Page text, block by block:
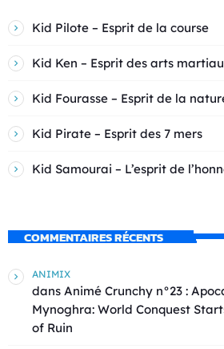
Kid Pilote – Esprit de la course
Kid Ken – Esprit des arts
Kid Fourasse – Esprit de la
Kid Pirate – Esprit des 7 mers
Kid Samourai – L’esprit de
COMMENTAIRES RÉCENTS
ANIMIX
dans Animé Crunchy n°23 :
Mynoghra: World Conquest
of Ruin